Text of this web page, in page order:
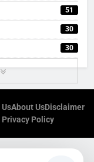
51
30
30
About UsDisclaimer
Privacy Policy